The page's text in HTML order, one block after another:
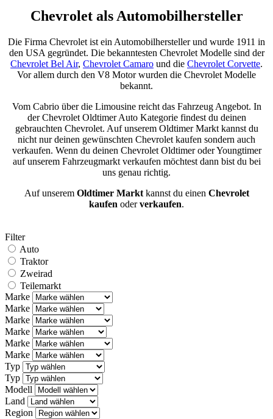
Chevrolet als Automobilhersteller
Die Firma Chevrolet ist ein Automobilhersteller und wurde 1911 in
den USA gegründet. Die bekanntesten Chevrolet Modelle sind der
Chevrolet Bel Air, Chevrolet Camaro und die Chevrolet Corvette.
Vor allem durch den V8 Motor wurden die Chevrolet Modelle
bekannt.
Vom Cabrio über die Limousine reicht das Fahrzeug Angebot. In
der Chevrolet Oldtimer Auto Kategorie findest du deinen
gebrauchten Chevrolet. Auf unserem Oldtimer Markt kannst du
nicht nur deinen gewünschten Chevrolet kaufen sondern auch
verkaufen. Wenn du deinen Chevrolet Oldtimer oder Youngtimer
auf unserem Fahrzeugmarkt verkaufen möchtest dann bist du bei
uns genau richtig.
Auf unserem Oldtimer Marktkannst du einen Chevrolet
kaufen oderverkaufen.
Filter
Auto
Traktor
Zweirad
Teilemarkt
Marke
Marke
Marke
Marke
Marke
Marke
Typ
Typ
Modell
Land
Region